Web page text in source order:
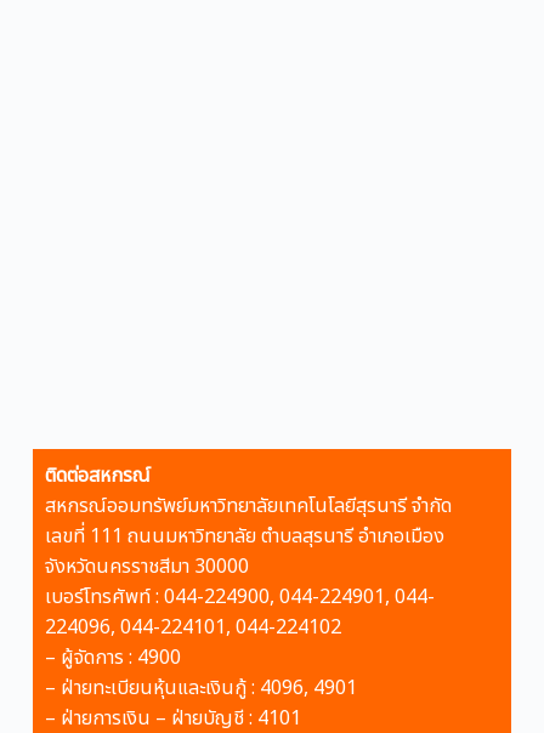
ติดต่อสหกรณ์
สหกรณ์ออมทรัพย์มหาวิทยาลัยเทคโนโลยีสุรนารี จำกัด
เลขที่ 111 ถนนมหาวิทยาลัย ตำบลสุรนารี อำเภอเมือง
จังหวัดนครราชสีมา 30000
เบอร์โทรศัพท์ : 044-224900, 044-224901, 044-
224096, 044-224101, 044-224102
– ผู้จัดการ : 4900
– ฝ่ายทะเบียนหุ้นและเงินกู้ : 4096, 4901
– ฝ่ายการเงิน – ฝ่ายบัญชี : 4101